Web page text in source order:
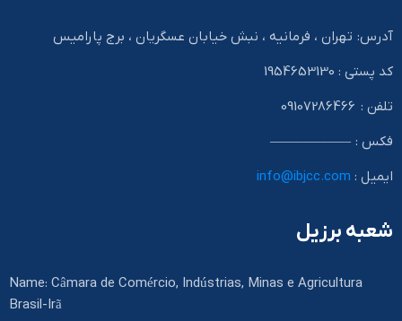
آدرس: تهران ، فرمانیه ، نبش خیابان عسگریان ، برج پارامیس
کد پستی : 1954653130
تلفن : 09107286466
فکس : ——————
ایمیل : info@ibjcc.com
شعبه برزیل
Name: Câmara de Comércio, Indústrias, Minas e Agricultura
Brasil-Irã